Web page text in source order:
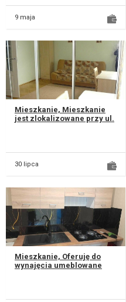
9 maja
Mieszkanie, Mieszkanie
jest zlokalizowane przy ul.
30 lipca
Mieszkanie, Oferuję do
wynajęcia umeblowane